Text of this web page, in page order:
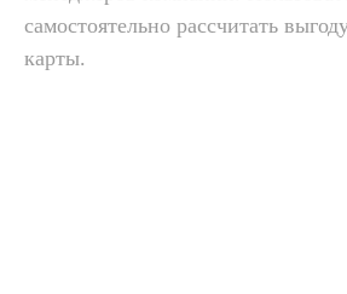
самостоятельно рассчитать
карты.